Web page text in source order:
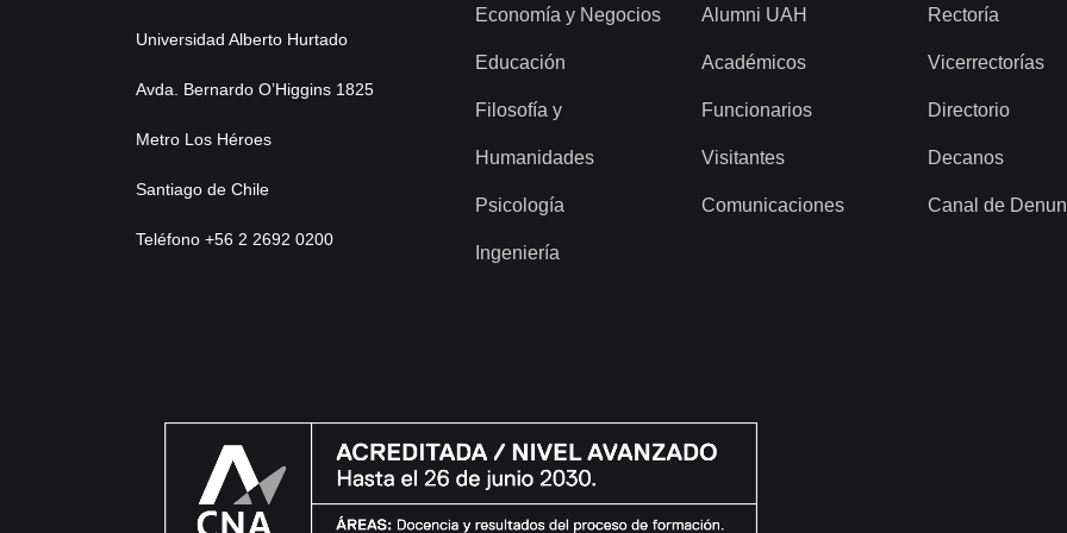
Universidad Alberto Hurtado
Avda. Bernardo O’Higgins 1825
Metro Los Héroes
Santiago de Chile
Teléfono +56 2 2692 0200
Economía y Negocios
Educación
Filosofía y
Humanidades
Psicología
Ingeniería
Alumni UAH
Académicos
Funcionarios
Visitantes
Comunicaciones
Rectoría
Vicerrectorías
Directorio
Decanos
Canal de